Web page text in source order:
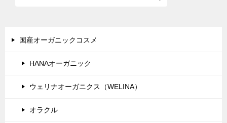
シ
国産オーガニックコスメ
HANAオーガニック
ウェリナオーガニクス（WELINA）
オラクル